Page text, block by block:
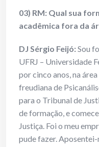
03) RM: Qual sua
acadêmica fora da
DJ Sérgio Feijó:Sou
UFRJ – Universidade
por cinco anos, na
freudiana de
para o Tribunal de
de formação, e
Justiça. Foi o meu
pude fazer.